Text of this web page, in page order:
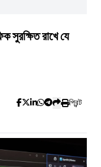
সুরক্ষিত রাখে যে
প্রিন্ট